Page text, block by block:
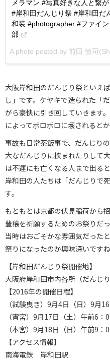
メラマン #写真好きな人と繋
#岸和田だんじり祭 #岸和田だ
和装 #photographer #ファイ
部
大阪岸和田のだんじり祭といえ
し」です。ケヤキで造られた「
がら豪快に引き回していきます
によってボロボロに壊されるとか
事故も日常茶飯事で、だんじり
大なだんじりに挟まれたりして
は不運にも亡くなる人まで出る
岸和田の人たちは「だんじりで
す。
もともとは京都の伏見稲荷から
豊穣を祈願するためのお祭りだ
当時はおごそかな雰囲気だった
祭りになったのか興味深いですね
【岸和田だんじり祭開催地】
大阪府岸和田市内各所（だんじ
【2016年の開催日程】
（試験曳き）9月4日（日）9月
（宵宮）9月17日（土）午前6：
（本宮）9月18日（日）午前9：
【アクセス情報】
南海電鉄 岸和田駅